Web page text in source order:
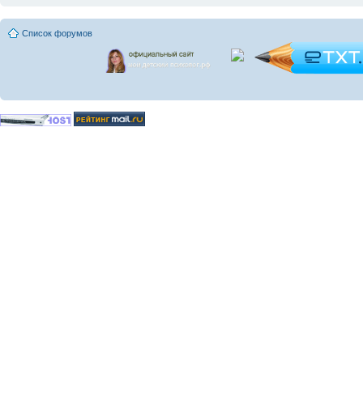
Список форумов